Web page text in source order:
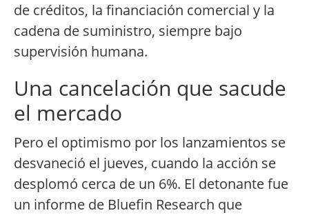
de créditos, la financiación comercial y la
cadena de suministro, siempre bajo
supervisión humana.
Una cancelación que sacude
el mercado
Pero el optimismo por los lanzamientos se
desvaneció el jueves, cuando la acción se
desplomó cerca de un 6%. El detonante fue
un informe de Bluefin Research que